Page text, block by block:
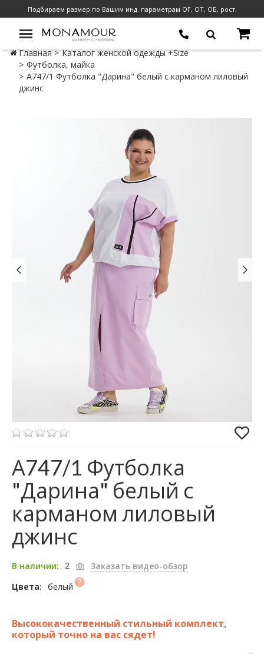
Подбираем размер по Вашим инд. параметрам ОГ, ОТ, ОБ, рост.
Главная
Каталог женской одежды +Size
Футболка, майка
А747/1 Футболка "Дарина" белый с карманом лиловый
джинс
А747/1 Футболка
"Дарина" белый с
карманом лиловый
джинс
В наличии: 2
Заказать видео-обзор
Цвета: белый
Высококачественный стильный комплект,
который точно на вас сядет!